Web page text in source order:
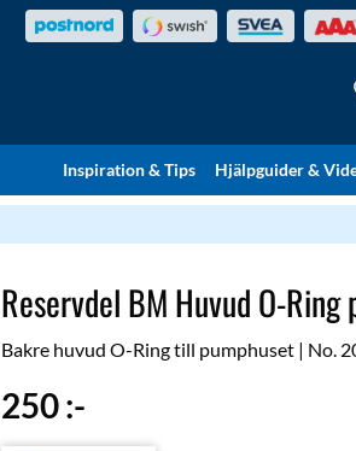
Inspiration & Tips Hjälpguider &
Reservdel BM Huvud O-Ring
Bakre huvud O-Ring till pumphuset | No.
250:-